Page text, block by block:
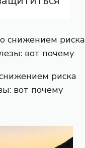
риска
вот почему